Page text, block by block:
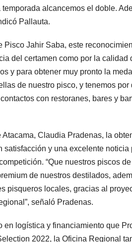
alcancemos el doble.
Pallauta.
Pisco Jahir Saba, este
del certamen como por la
y para obtener muy pronto la
de nuestro pisco, y tenemos
con restoranes, bares y
Claudia Pradenas, la
satisfacción y una excelente
“Que nuestros piscos
de nuestros destilados,
pisqueros locales, gracias al
señaló Pradenas.
en logística y financiamiento que
2022, la Oficina Regional